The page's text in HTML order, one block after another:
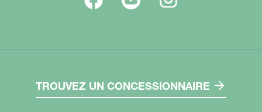
TROUVEZ UN CONCESSIONNAIRE